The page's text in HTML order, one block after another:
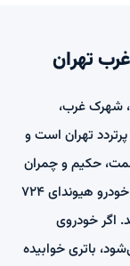
تهران
شهرک غرب،
تهران است و
حکیم و چمران
فراهم می‌شود. به همین دلیل کارشناسان امداد خودرو هیوندای ۷۲۴
اگر خودروی
باتری خوابیده